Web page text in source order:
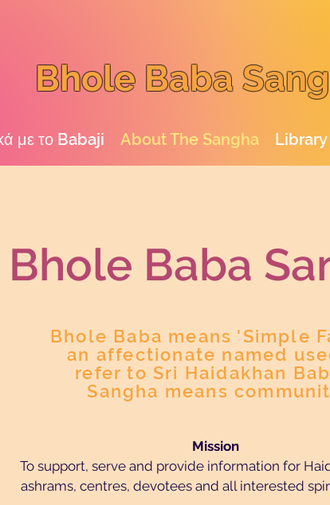
Bhole Baba
με το Babaji About The Sangha Library
Bhole Baba
Bhole Baba means 'Simple
an affectionate named
refer to Sri Haidakhan
Sangha means
Mission
To support, serve and provide information for
ashrams, centres, devotees and all interested